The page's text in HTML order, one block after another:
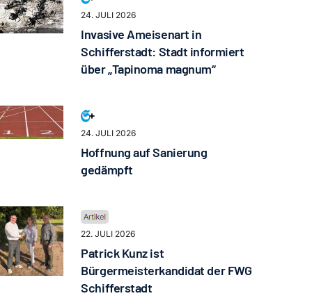
24. JULI 2026
Invasive Ameisenart in
Schifferstadt: Stadt informiert
über „Tapinoma magnum“
24. JULI 2026
Hoffnung auf Sanierung
gedämpft
22. JULI 2026
Patrick Kunz ist
Bürgermeisterkandidat der FWG
Schifferstadt